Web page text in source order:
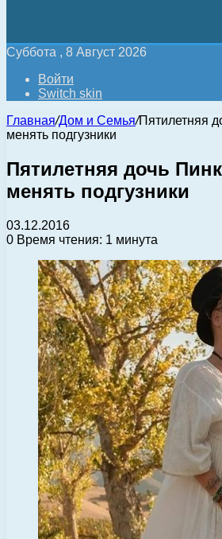
Суббота , 8 Август 2026
Войти
Switch skin
Главная/Дом и Семья/Пятилетняя
менять подгузники
Пятилетняя дочь
менять подгузники
03.12.2016
0 Время чтения: 1 минута